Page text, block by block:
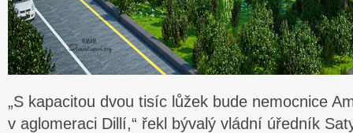
„S kapacitou dvou tisíc lůžek bude nemocnice
v aglomeraci Dillí,“ řekl bývalý vládní úředník